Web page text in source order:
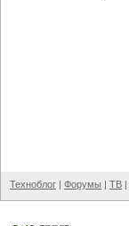
Техноблог | Форумы | ТВ |